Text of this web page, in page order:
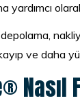
yardımcı
ve daha
Nasıl